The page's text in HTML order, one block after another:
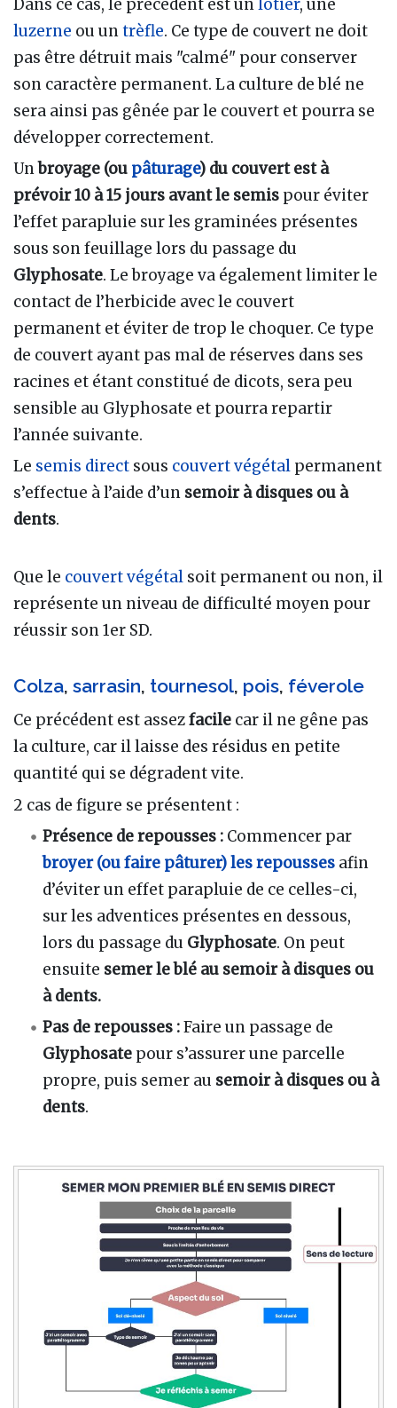
Dans ce cas, le précédent est unlotier, une
luzerne ou untrèfle. Ce type de couvert ne doit
pas être détruit mais "calmé" pour conserver
son caractère permanent. La culture de blé ne
sera ainsi pas gênée par le couvert et pourra se
développer correctement.
Unbroyage (ou pâturage) du couvert est à
prévoir 10 à 15 jours avant le semis pour éviter
l’effet parapluie sur les graminées présentes
sous son feuillage lors du passage du
Glyphosate. Le broyage va également limiter le
contact de l’herbicide avec le couvert
permanent et éviter de trop le choquer. Ce type
de couvert ayant pas mal de réserves dans ses
racines et étant constitué de dicots, sera peu
sensible au Glyphosate et pourra repartir
l’année suivante.
Le semis direct sous couvert végétal permanent
s’effectue à l’aide d’un semoir à disques ou à
dents.
Que le couvert végétal soit permanent ou non, il
représente un niveau de difficulté moyen pour
réussir son 1er SD.
Colza, sarrasin, tournesol, pois, féverole
Ce précédent est assezfacile car il ne gêne pas
la culture, car il laisse des résidus en petite
quantité qui se dégradent vite.
2 cas de figure se présentent :
Présence de repousses : Commencer par
broyer (ou faire pâturer) les repousses afin
d’éviter un effet parapluie de ce celles-ci,
sur les adventices présentes en dessous,
lors du passage du Glyphosate. On peut
ensuite semer le blé au semoir à disques ou
à dents.
Pas de repousses :Faire un passage de
Glyphosate pour s’assurer une parcelle
propre, puis semer au semoir à disques ou à
dents.